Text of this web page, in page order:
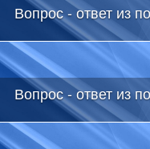
Вопрос - ответ из
Вопрос - ответ из